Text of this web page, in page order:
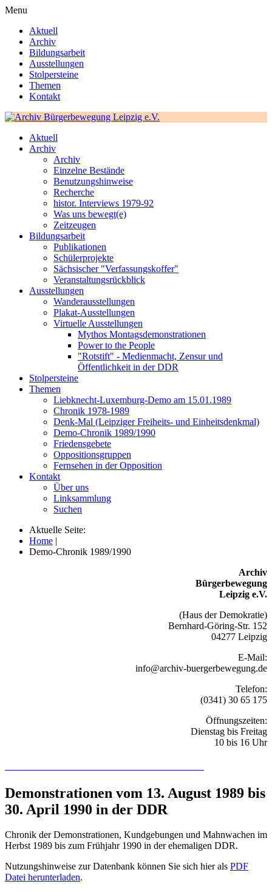
Menu
Aktuell
Archiv
Bildungsarbeit
Ausstellungen
Stolpersteine
Themen
Kontakt
Aktuell
Archiv
Archiv
Einzelne Bestände
Benutzungshinweise
Recherche
histor. Interviews 1979-92
Was uns bewegt(e)
Zeitzeugen
Bildungsarbeit
Publikationen
Schülerprojekte
Sächsischer "Verfassungskoffer"
Veranstaltungsrückblick
Ausstellungen
Wanderausstellungen
Plakat-Ausstellungen
Virtuelle Ausstellungen
Mythos Montagsdemonstrationen
Power to the People
"Rotstift" - Medienmacht, Zensur und
Öffentlichkeit in der DDR
Stolpersteine
Themen
Liebknecht-Luxemburg-Demo am 15.01.1989
Chronik 1978-1989
Denk-Mal (Leipziger Freiheits- und Einheitsdenkmal)
Demo-Chronik 1989/1990
Friedensgebete
Oppositionsgruppen
Fernsehen in der Opposition
Kontakt
Über uns
Linksammlung
Suchen
Aktuelle Seite:
Home |
Demo-Chronik 1989/1990
Archiv
Bürgerbewegung
Leipzig e.V.
(Haus der Demokratie)
Bernhard-Göring-Str. 152
04277 Leipzig
E-Mail:
info@archiv-buergerbewegung.de
Telefon:
(0341) 30 65 175
Öffnungszeiten:
Dienstag bis Freitag
10 bis 16 Uhr
Demonstrationen vom 13. August 1989 bis
30. April 1990 in der DDR
Chronik der Demonstrationen, Kundgebungen und Mahnwachen im
Herbst 1989 bis zum Frühjahr 1990 in der ehemaligen DDR.
Nutzungshinweise zur Datenbank können Sie sich hier als PDF
Datei herunterladen.